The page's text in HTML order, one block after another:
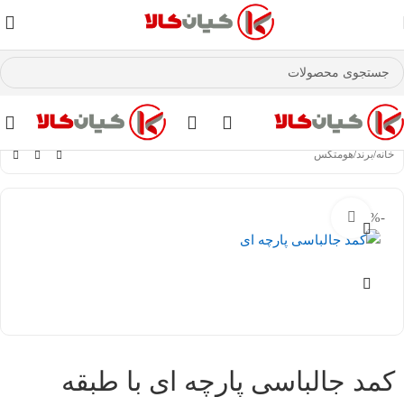
عضو کانال بله کیان کالا شوید و کد تخفیف دریافت کنید.
خانه/برند/هومتکس
-38%
کمد جالباسی پارچه ای با طبقه